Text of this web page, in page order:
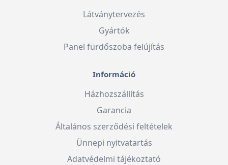
Látványtervezés
Gyártók
Panel fürdőszoba felújítás
Információ
Házhozszállítás
Garancia
Általános szerződési feltételek
Ünnepi nyitvatartás
Adatvédelmi tájékoztató